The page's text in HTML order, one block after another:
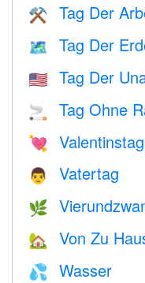
⚒️ Tag Der
🗺️ Tag Der
🇺🇸 Tag Der
🚬 Tag Ohne
💘 Valentinstag
👨 Vatertag
🌿
🏡 Von Zu
💦 Wasser